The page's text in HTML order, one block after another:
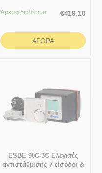
Άμεσα διαθέσιμο €419,10
ΑΓΟΡΆ
ESBE 90C-3C Ελεγκτές
αντιστάθμισης 7 είσοδοι &